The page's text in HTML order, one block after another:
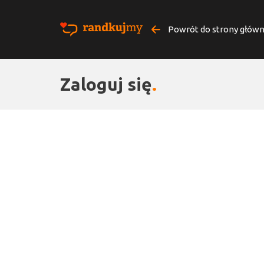
Powrót do strony
Zaloguj się